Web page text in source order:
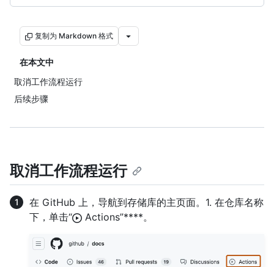
复制为 Markdown 格式
在本文中
取消工作流程运行
后续步骤
取消工作流程运行
在 GitHub 上，导航到存储库的主页面。1. 在仓库名称
下，单击“
Actions”****。